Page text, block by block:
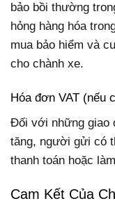
bảo bồi thường
hỏng hàng hóa
mua bảo hiểm và
cho chành xe.
Hóa đơn VAT (nếu
Đối với những giao
tăng, người gửi có
thanh toán hoặc
Cam Kết Của